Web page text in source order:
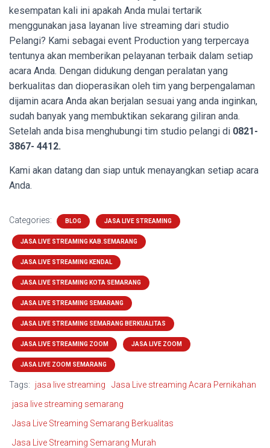
kesempatan kali ini apakah Anda mulai tertarik
menggunakan jasa layanan live streaming dari studio
Pelangi? Kami sebagai event Production yang terpercaya
tentunya akan memberikan pelayanan terbaik dalam setiap
acara Anda. Dengan didukung dengan peralatan yang
berkualitas dan dioperasikan oleh tim yang berpengalaman
dijamin acara Anda akan berjalan sesuai yang anda inginkan,
sudah banyak yang membuktikan sekarang giliran anda.
Setelah anda bisa menghubungi tim studio pelangi di 0821-
3867- 4412.
Kami akan datang dan siap untuk menayangkan setiap acara
Anda.
Categories: BLOG JASA LIVE STREAMING
JASA LIVE STREAMING KAB.SEMARANG
JASA LIVE STREAMING KENDAL
JASA LIVE STREAMING KOTA SEMARANG
JASA LIVE STREAMING SEMARANG
JASA LIVE STREAMING SEMARANG BERKUALITAS
JASA LIVE STREAMING ZOOM JASA LIVE ZOOM
JASA LIVE ZOOM SEMARANG
Tags: jasa live streaming
Jasa Live streaming Acara Pernikahan
jasa live streaming semarang
Jasa Live Streaming Semarang Berkualitas
Jasa Live Streaming Semarang Murah